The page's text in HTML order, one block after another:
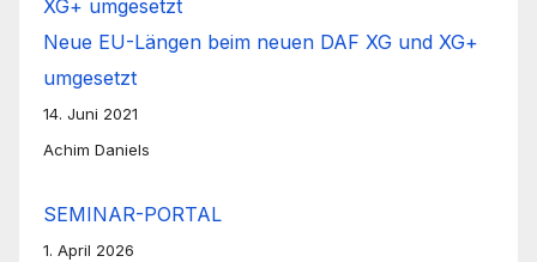
Neue EU-Längen beim neuen DAF XG und XG+
umgesetzt
14. Juni 2021
Achim Daniels
SEMINAR-PORTAL
1. April 2026